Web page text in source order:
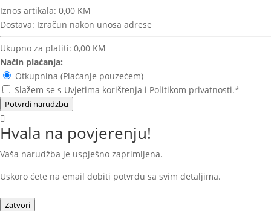
Iznos artikala: 0,00 KM
Dostava: Izračun nakon unosa adrese
Ukupno za platiti: 0,00 KM
Način plaćanja:
Otkupnina (Plaćanje pouzećem)
Slažem se s Uvjetima korištenja i Politikom privatnosti.*
Potvrdi narudzbu
Hvala na povjerenju!
Vaša narudžba je uspješno zaprimljena.
Uskoro ćete na email dobiti potvrdu sa svim detaljima.
Zatvori